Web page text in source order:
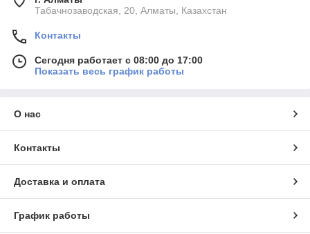
Табачнозаводская, 20, Алматы, Казахстан
Контакты
Сегодня работает с 08:00 до 17:00
Показать весь график работы
О нас
Контакты
Доставка и оплата
График работы